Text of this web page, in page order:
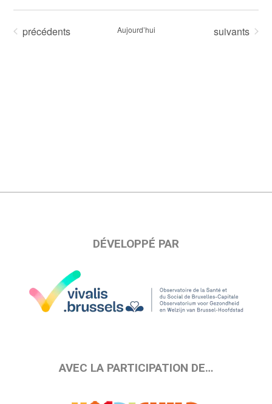
date.Évènements
précédents Aujourd’hui Évènements
suivants
DÉVELOPPÉ PAR
AVEC LA PARTICIPATION DE…